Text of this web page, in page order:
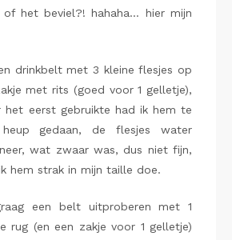
of het beviel?! hahaha… hier mijn
drinkbelt met 3 kleine flesjes op
met rits (goed voor 1 gelletje),
het eerst gebruikte had ik hem te
gedaan, de flesjes water
wat zwaar was, dus niet fijn,
hem strak in mijn taille doe.
een belt uitproberen met 1
rug (en een zakje voor 1 gelletje)